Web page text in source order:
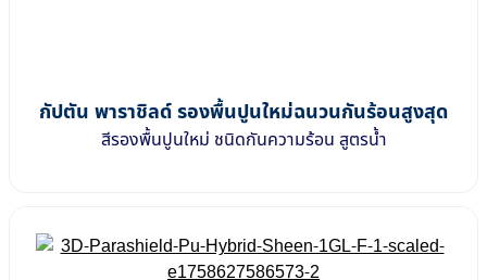
กัปตัน พาราชิลด์ รองพื้นปูนใหม่ฉนวนกันร้อนสูงสุด
สีรองพื้นปูนใหม่ ชนิดกันความร้อน สูตรน้ำ